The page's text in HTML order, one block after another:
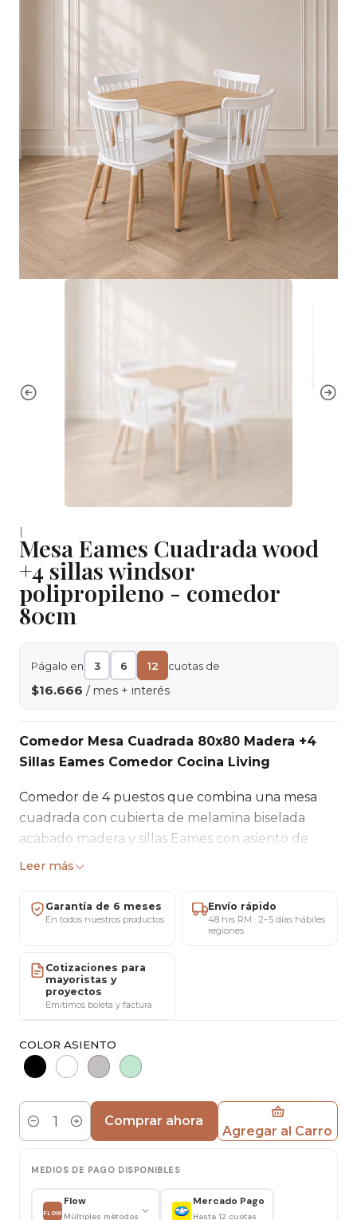
|
Mesa Eames Cuadrada wood
+4 sillas windsor
polipropileno - comedor
80cm
Págalo en 3 6 12 cuotas de
$16.666 / mes + interés
Comedor Mesa Cuadrada 80x80 Madera +4
Sillas Eames Comedor Cocina Living
Comedor de 4 puestos que combina una mesa
cuadrada con cubierta de melamina biselada
acabado madera y sillas Eames con asiento de
polipropileno. Un conjunto funcional y moderno,
comodidad.
Preguntas Frecuentes Rápidas
✔️ Envíos a todo Chile
✔️ 6 meses de garantía
✔️ Showroom San Miguel (agenda al privado)
✔️ Factura y ventas mayoristas
Características
Ancho: 80 cm
Leer más
Garantía de 6 meses
En todos nuestros productos
Envío rápido
48 hrs RM · 2–5 días hábiles
regiones
Cotizaciones para
mayoristas y
proyectos
Emitimos boleta y factura
COLOR ASIENTO
Cantidad Agregar al Carro
Comprar ahora
MEDIOS DE PAGO DISPONIBLES
FLOW
Flow
Múltiples métodos
Mercado Pago
Hasta 12 cuotas